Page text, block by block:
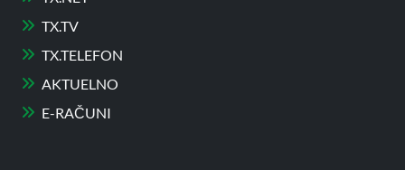
TX.TV
TX.TELEFON
AKTUELNO
E-RAČUNI